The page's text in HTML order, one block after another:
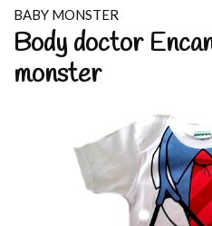
BABY MONSTER
Body doctor
monster